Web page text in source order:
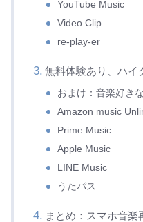
YouTube Music
Video Clip
re-play-er
無料体験あり、ハイ
おまけ：音楽好き
Amazon music
Prime Music
Apple Music
LINE Music
うたパス
まとめ：スマホ音楽